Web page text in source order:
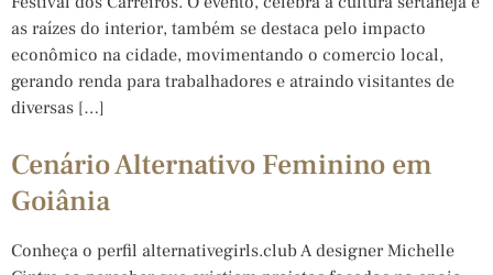
as raízes do interior, também se destaca pelo impacto
econômico na cidade, movimentando o comercio local,
gerando renda para trabalhadores e atraindo visitantes de
diversas […]
Cenário Alternativo Feminino em
Goiânia
Conheça o perfil alternativegirls.club A designer Michelle